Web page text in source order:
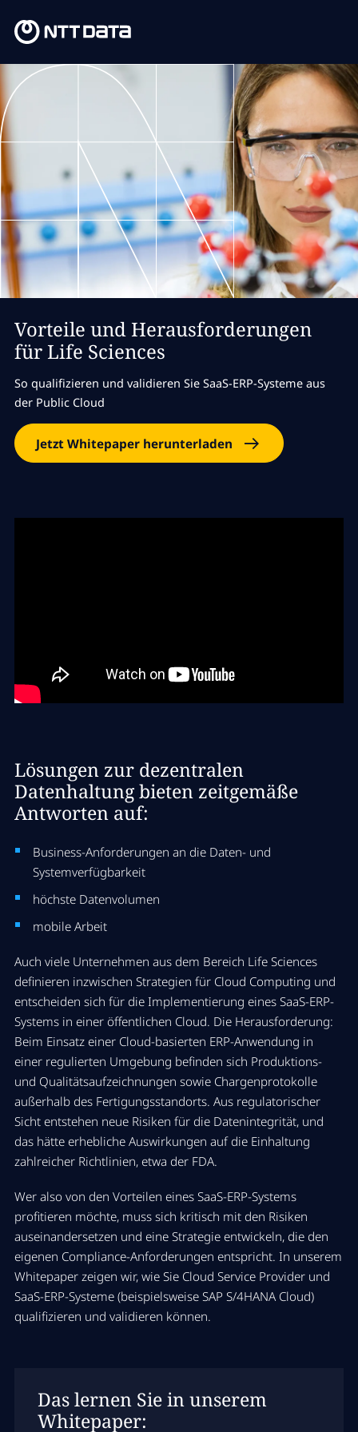
Vorteile und Herausforderungen
für Life Sciences
So qualifizieren und validieren Sie SaaS-ERP-Systeme aus
der Public Cloud
Jetzt Whitepaper herunterladen
Lösungen zur dezentralen
Datenhaltung bieten zeitgemäße
Antworten auf:
Business-Anforderungen an die Daten- und
Systemverfügbarkeit
höchste Datenvolumen
mobile Arbeit
Auch viele Unternehmen aus dem Bereich Life Sciences
definieren inzwischen Strategien für Cloud Computing und
entscheiden sich für die Implementierung eines SaaS-ERP-
Systems in einer öffentlichen Cloud. Die Herausforderung:
Beim Einsatz einer Cloud-basierten ERP-Anwendung in
einer regulierten Umgebung befinden sich Produktions-
und Qualitätsaufzeichnungen sowie Chargenprotokolle
außerhalb des Fertigungsstandorts. Aus regulatorischer
Sicht entstehen neue Risiken für die Datenintegrität, und
das hätte erhebliche Auswirkungen auf die Einhaltung
zahlreicher Richtlinien, etwa der FDA.
Wer also von den Vorteilen eines SaaS-ERP-Systems
profitieren möchte, muss sich kritisch mit den Risiken
auseinandersetzen und eine Strategie entwickeln, die den
eigenen Compliance-Anforderungen entspricht. In unserem
Whitepaper zeigen wir, wie Sie Cloud Service Provider und
SaaS-ERP-Systeme (beispielsweise SAP S/4HANA Cloud)
qualifizieren und validieren können.
Das lernen Sie in unserem
Whitepaper: